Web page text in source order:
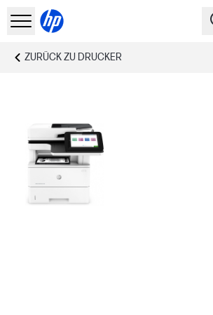
ZURÜCK ZU DRUCKER